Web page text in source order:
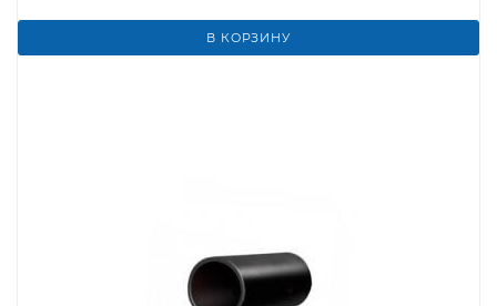
В КОРЗИНУ